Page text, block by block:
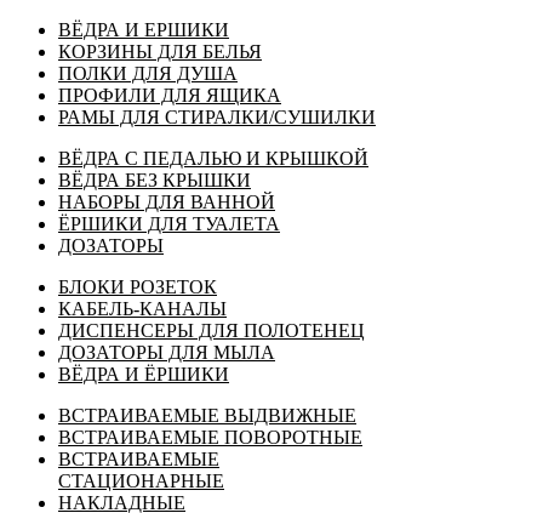
ВЁДРА И ЕРШИКИ
КОРЗИНЫ ДЛЯ БЕЛЬЯ
ПОЛКИ ДЛЯ ДУША
ПРОФИЛИ ДЛЯ ЯЩИКА
РАМЫ ДЛЯ СТИРАЛКИ/СУШИЛКИ
ВЁДРА С ПЕДАЛЬЮ И КРЫШКОЙ
ВЁДРА БЕЗ КРЫШКИ
НАБОРЫ ДЛЯ ВАННОЙ
ЁРШИКИ ДЛЯ ТУАЛЕТА
ДОЗАТОРЫ
БЛОКИ РОЗЕТОК
КАБЕЛЬ-КАНАЛЫ
ДИСПЕНСЕРЫ ДЛЯ ПОЛОТЕНЕЦ
ДОЗАТОРЫ ДЛЯ МЫЛА
ВЁДРА И ЁРШИКИ
ВСТРАИВАЕМЫЕ ВЫДВИЖНЫЕ
ВСТРАИВАЕМЫЕ ПОВОРОТНЫЕ
ВСТРАИВАЕМЫЕ
СТАЦИОНАРНЫЕ
НАКЛАДНЫЕ